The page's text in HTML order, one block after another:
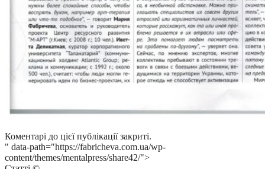
Коментарі до цієї публікації закриті.
" data-path="https://fabricheva.com.ua/wp-
content/themes/mentalpress/share42/">